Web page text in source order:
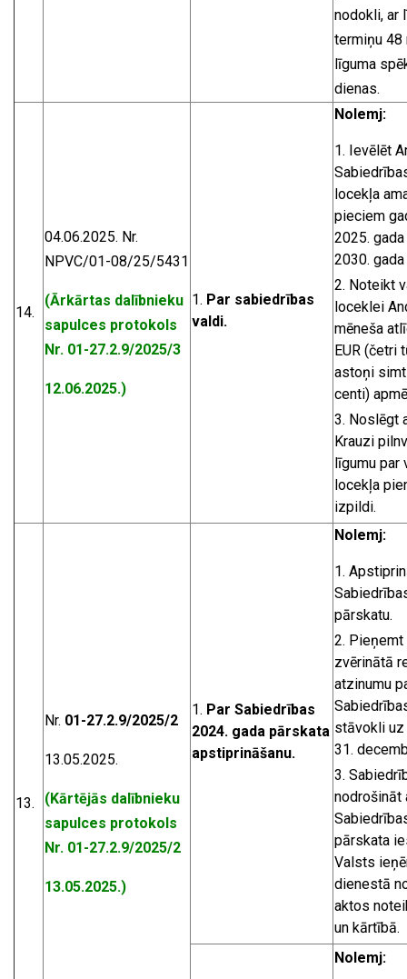
nodokli, ar
termiņu 48
līguma
dienas.
14.
04.06.2025. Nr.
NPVC/01-08/25/5431
(Ārkārtas dalībnieku
sapulces protokols
Nr. 01-27.2.9/2025/3
12.06.2025.)
Par sabiedrības
valdi.
Nolemj:
Ievēlēt
locekļa
pieciem
2025.
2030.
Noteikt
loceklei
mēneša
EUR (četri
astoņi
centi)
Noslēgt
Krauzi
līgumu par
locekļa
izpildi.
13.
Nr. 01-27.2.9/2025/2
13.05.2025.
(Kārtējās dalībnieku
sapulces protokols
Nr. 01-27.2.9/2025/2
13.05.2025.)
Par Sabiedrības
2024. gada pārskata
apstiprināšanu.
Nolemj:
pārskatu.
Pieņemt
zvērinātā
atzinumu
stāvokli uz
31.
nodrošināt
pārskata
Valsts
dienestā
aktos
un kārtībā.
Nolemj: